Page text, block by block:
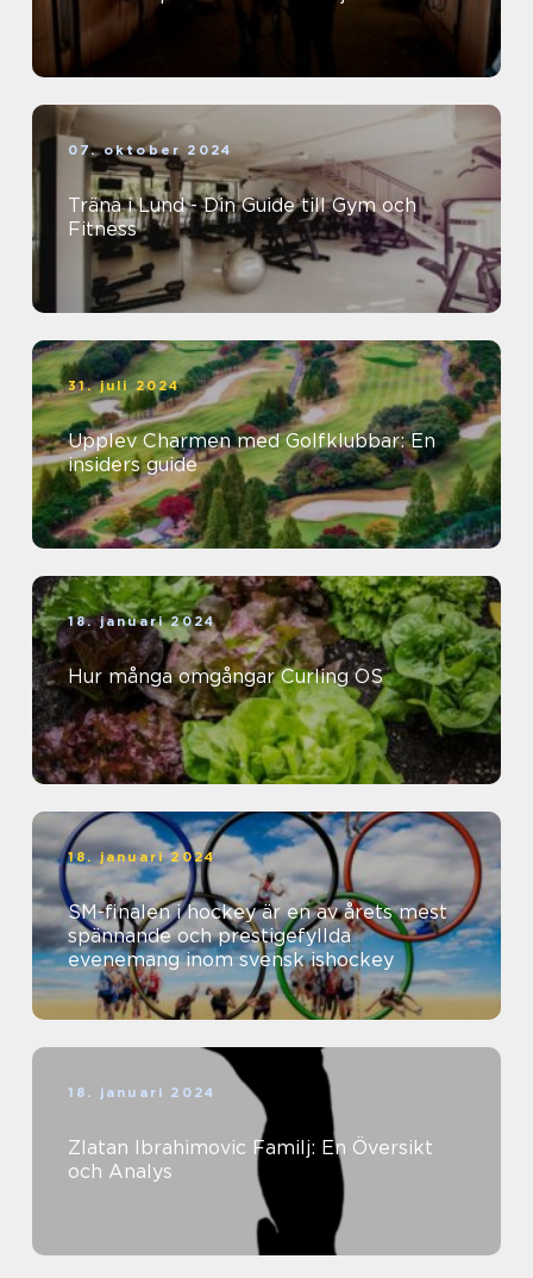
07. oktober 2024
Träna i Lund - Din Guide till Gym och
Fitness
31. juli 2024
Upplev Charmen med Golfklubbar: En
insiders guide
18. januari 2024
Hur många omgångar Curling OS
18. januari 2024
SM-finalen i hockey är en av årets mest
spännande och prestigefyllda
evenemang inom svensk ishockey
18. januari 2024
Zlatan Ibrahimovic Familj: En Översikt
och Analys